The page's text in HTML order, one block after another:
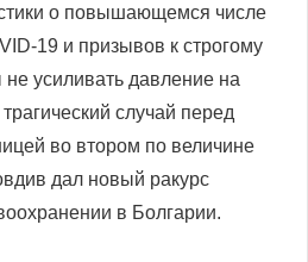
о повышающемся числе
19 и призывов к строгому
усиливать давление на
случай перед
во втором по величине
дал новый ракурс
в Болгарии.